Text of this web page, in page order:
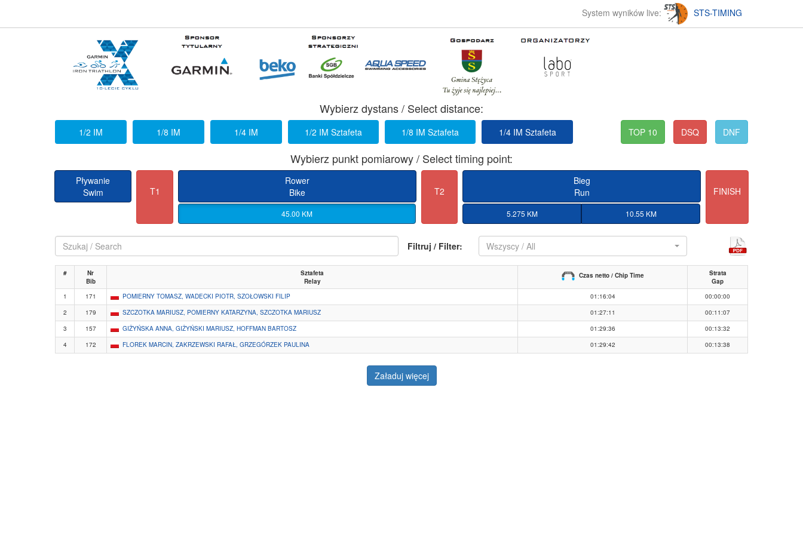
System wyników live: STS-TIMING
Wybierz dystans / Select distance:
1/2 IM 1/8 IM 1/4 IM 1/2 IM Sztafeta 1/8 IM Sztafeta 1/4 IM Sztafeta TOP 10 DSQ DNF
Wybierz punkt pomiarowy / Select timing point:
Pływanie
Swim
T1
Rower
Bike
45.00 KM
T2
Bieg
Run
5.275 KM 10.55 KM
FINISH
Filtruj / Filter: Wszyscy / All
#
Nr
Bib
Sztafeta
Relay
Czas netto / Chip Time
Strata
Gap
1
171 POMIERNY TOMASZ, WADECKI PIOTR, SZOŁOWSKI FILIP 01:16:04
00:00:00
2
179 SZCZOTKA MARIUSZ, POMIERNY KATARZYNA, SZCZOTKA MARIUSZ 01:27:11
00:11:07
3
157 GIŻYŃSKA ANNA, GIŻYŃSKI MARIUSZ, HOFFMAN BARTOSZ 01:29:36
00:13:32
4
172 FLOREK MARCIN, ZAKRZEWSKI RAFAŁ, GRZEGÓRZEK PAULINA 01:29:42 00:13:38
Załaduj więcej